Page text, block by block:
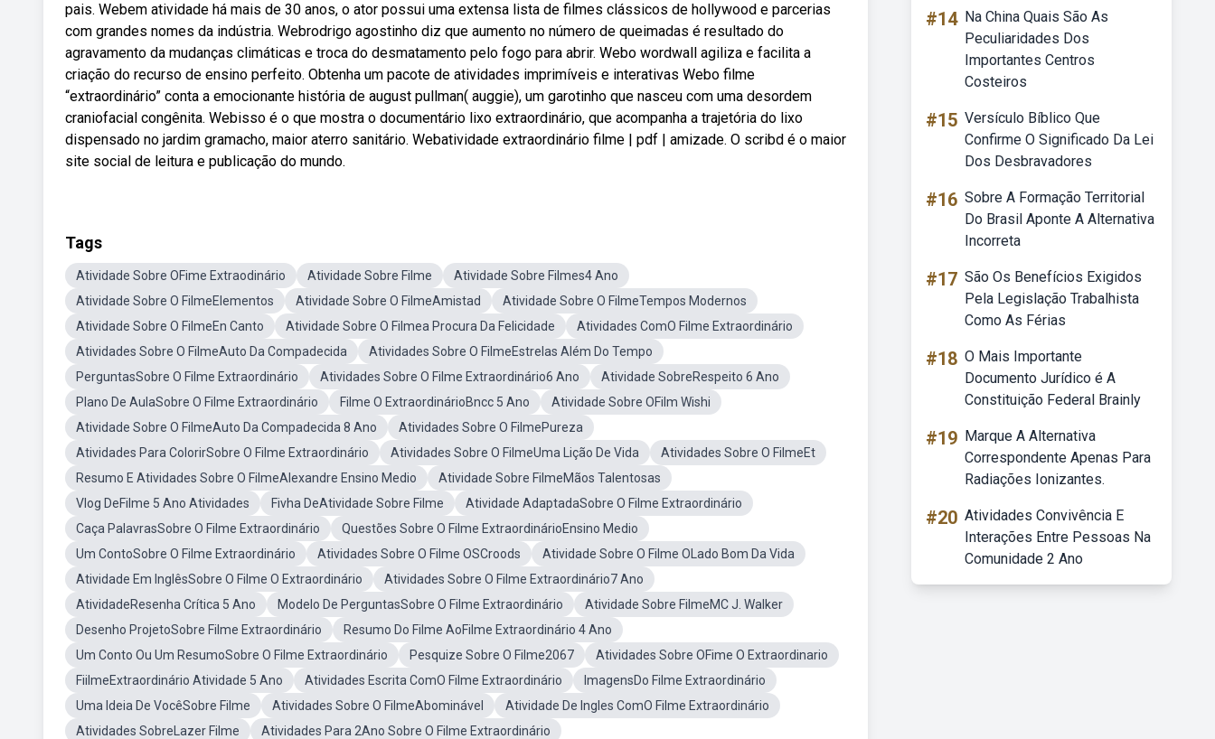
pais. Webem atividade há mais de 30 anos, o ator possui uma extensa lista de filmes clássicos de hollywood e parcerias
com grandes nomes da indústria. Webrodrigo agostinho diz que aumento no número de queimadas é resultado do
agravamento da mudanças climáticas e troca do desmatamento pelo fogo para abrir. Webo wordwall agiliza e facilita a
criação do recurso de ensino perfeito. Obtenha um pacote de atividades imprimíveis e interativas Webo filme
“extraordinário” conta a emocionante história de august pullman( auggie), um garotinho que nasceu com uma desordem
craniofacial congênita. Webisso é o que mostra o documentário lixo extraordinário, que acompanha a trajetória do lixo
dispensado no jardim gramacho, maior aterro sanitário. Webatividade extraordinário filme | pdf | amizade. O scribd é o maior
site social de leitura e publicação do mundo.
Tags
Atividade Sobre OFime Extraodinário Atividade Sobre Filme
Atividade Sobre Filmes4 Ano
Atividade Sobre O FilmeElementos
Atividade Sobre O FilmeAmistad
Atividade Sobre O FilmeTempos Modernos
Atividade Sobre O FilmeEn Canto
Atividade Sobre O Filmea Procura Da Felicidade
Atividades ComO Filme Extraordinário
Atividades Sobre O FilmeAuto Da Compadecida
Atividades Sobre O FilmeEstrelas Além Do Tempo
PerguntasSobre O Filme Extraordinário
Atividades Sobre O Filme Extraordinário6 Ano
Atividade SobreRespeito 6 Ano
Plano De AulaSobre O Filme Extraordinário
Filme O ExtraordinárioBncc 5 Ano
Atividade Sobre OFilm Wishi
Atividade Sobre O FilmeAuto Da Compadecida 8 Ano
Atividades Sobre O FilmePureza
Atividades Para ColorirSobre O Filme Extraordinário
Atividades Sobre O FilmeUma Lição De Vida
Atividades Sobre O FilmeEt
Resumo E Atividades Sobre O FilmeAlexandre Ensino Medio
Atividade Sobre FilmeMãos Talentosas
Vlog DeFilme 5 Ano Atividades
Fivha DeAtividade Sobre Filme
Atividade AdaptadaSobre O Filme Extraordinário
Caça PalavrasSobre O Filme Extraordinário
Questões Sobre O Filme ExtraordinárioEnsino Medio
Um ContoSobre O Filme Extraordinário
Atividades Sobre O Filme OSCroods
Atividade Sobre O Filme OLado Bom Da Vida
Atividade Em InglêsSobre O Filme O Extraordinário
Atividades Sobre O Filme Extraordinário7 Ano
AtividadeResenha Crítica 5 Ano
Modelo De PerguntasSobre O Filme Extraordinário
Atividade Sobre FilmeMC J. Walker
Desenho ProjetoSobre Filme Extraordinário
Resumo Do Filme AoFilme Extraordinário 4 Ano
Um Conto Ou Um ResumoSobre O Filme Extraordinário
Pesquize Sobre O Filme2067
Atividades Sobre OFime O Extraordinario
FiilmeExtraordinário Atividade 5 Ano
Atividades Escrita ComO Filme Extraordinário
ImagensDo Filme Extraordinário
Uma Ideia De VocêSobre Filme
Atividades Sobre O FilmeAbominável
Atividade De Ingles ComO Filme Extraordinário
Atividades SobreLazer Filme
Atividades Para 2Ano Sobre O Filme Extraordinário
#14 Na China Quais São As
Peculiaridades Dos
Importantes Centros
Costeiros
#15 Versículo Bíblico Que
Confirme O Significado Da Lei
Dos Desbravadores
#16 Sobre A Formação Territorial
Do Brasil Aponte A Alternativa
Incorreta
#17 São Os Benefícios Exigidos
Pela Legislação Trabalhista
Como As Férias
#18 O Mais Importante
Documento Jurídico é A
Constituição Federal Brainly
#19 Marque A Alternativa
Correspondente Apenas Para
Radiações Ionizantes.
#20 Atividades Convivência E
Interações Entre Pessoas Na
Comunidade 2 Ano